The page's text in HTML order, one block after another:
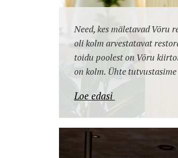
Need, kes mäletavad Võru
oli kolm arvestatavat
toidu poolest on Võru
on kolm. Ühte
Loe edasi